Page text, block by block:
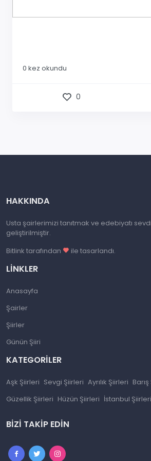
0 kez okundu
0
HAKKINDA
Usta şairlerimizi tanıtmak ve edebiyatı
geliştirilmiştir.
Bitlink tarafından
ile tasarlandı.
LINKLER
Anasayfa
Şairler
Şiirler
Günün Şiiri
KATEGORILER
Aşk Şiirleri Sevgi Şiirleri Ayrılık Şiirleri
Güzellik Şiirleri Hüzün Şiirleri İstanbul Şiirleri
BIZI TAKIP EDIN